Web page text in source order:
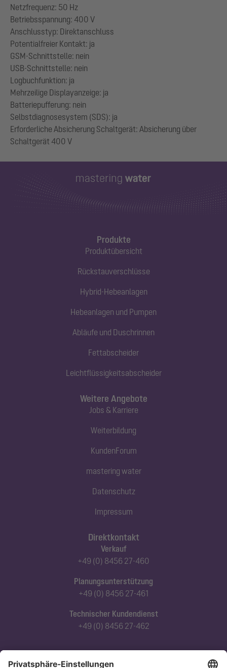
Netzfrequenz: 50 Hz
Betriebsspannung: 400 V
Anschlusstyp: Direktanschluss
Potentialfreier Kontakt: ja
GSM-Schnittstelle: nein
USB-Schnittstelle: nein
Logbuchfunktion: ja
Mehrzeilige Displayanzeige: ja
Batteriepufferung: nein
Selbstdiagnosesystem (SDS): ja
Erforderliche Absicherung Schaltgerät: Absicherung über
Produkte
Produktübersicht
Rückstauverschlüsse
Hybrid-Hebeanlagen
Hebeanlagen und Pumpen
Abläufe und Duschrinnen
Fettabscheider
Leichtflüssigkeitsabscheider
Direktkontakt
Verkauf
+49 (0) 8456 27-460
Planungsunterstützung
+49 (0) 8456 27-461
Technischer Kundendienst
+49 (0) 8456 27-462
Abonnieren Sie unseren Newsletter
Weitere Angebote
Jobs & Karriere
Weiterbildung
KundenForum
mastering water
Datenschutz
Impressum